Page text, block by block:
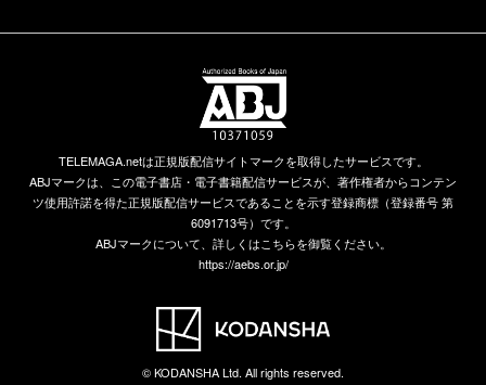
TELEMAGA.netは正規版配信サイトマークを取得したサービスです。
ABJマークは、この電子書店・電子書籍配信サービスが、著作権者からコンテン
ツ使用許諾を得た正規版配信サービスであることを示す登録商標（登録番号 第
6091713号）です。
ABJマークについて、詳しくはこちらを御覧ください。
https://aebs.or.jp/
© KODANSHA Ltd. All rights reserved.